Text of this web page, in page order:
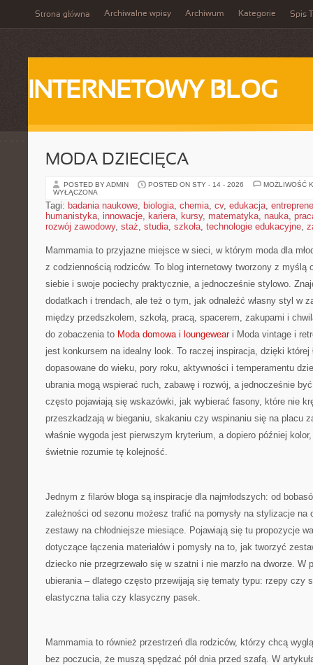
Strona główna Archiwalne wpisy Archiwum Kategorie Spis
INTERNETOWY BLOG
MODA DZIECIĘCA
POSTED BY ADMIN POSTED ON STY - 14 - 2026
MOŻLIWOŚĆ
WYŁĄCZONA
Tagi: badania naukowe, biologia, chemia, cv, edukacja,
humanistyka, innowacje, kariera, kursy, matematyka, nauka,
rozwój zawodowy, staż, studia, szkoła, technologie edukacyjne,
Mammamia to przyjazne miejsce w sieci, w którym moda dla
z codziennością rodziców. To blog internetowy tworzony z myślą
siebie i swoje pociechy praktycznie, a jednocześnie stylowo.
dodatkach i trendach, ale też o tym, jak odnaleźć własny styl w
między przedszkolem, szkołą, pracą, spacerem, zakupami i
do zobaczenia to Moda domowa i loungeweari Moda vintage i
jest konkursem na idealny look. To raczej inspiracja, dzięki której
dopasowane do wieku, pory roku, aktywności i temperamentu
ubrania mogą wspierać ruch, zabawę i rozwój, a jednocześnie
często pojawiają się wskazówki, jak wybierać fasony, które nie
przeszkadzają w bieganiu, skakaniu czy wspinaniu się na placu
właśnie wygoda jest pierwszym kryterium, a dopiero później
świetnie rozumie tę kolejność.
Jednym z filarów bloga są inspiracje dla najmłodszych: od
zależności od sezonu możesz trafić na pomysły na stylizacje na
zestawy na chłodniejsze miesiące. Pojawiają się tu propozycje
dotyczące łączenia materiałów i pomysły na to, jak tworzyć
dziecko nie przegrzewało się w szatni i nie marzło na dworze. W
ubierania – dlatego często przewijają się tematy typu: rzepy czy
elastyczna talia czy klasyczny pasek.
Mammamia to również przestrzeń dla rodziców, którzy chcą
bez poczucia, że muszą spędzać pół dnia przed szafą. W